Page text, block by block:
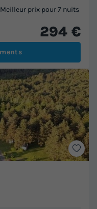
Meilleur prix pour 7 nuits
294 €